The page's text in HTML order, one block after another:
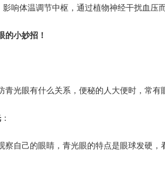
响体温调节中枢，通过植物神经干扰血压
的小妙招！
青光眼有什么关系，便秘的人大便时，常
：
察自己的眼睛，青光眼的特点是眼球发硬，